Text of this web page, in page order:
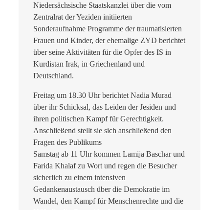
Niedersächsische Staatskanzlei über die vom
Zentralrat der Yeziden initiierten
Sonderaufnahme Programme der traumatisierten
Frauen und Kinder, der ehemalige ZYD berichtet
über seine Aktivitäten für die Opfer des IS in
Kurdistan Irak, in Griechenland und
Deutschland.
Freitag um 18.30 Uhr berichtet Nadia Murad
über ihr Schicksal, das Leiden der Jesiden und
ihren politischen Kampf für Gerechtigkeit.
Anschließend stellt sie sich anschließend den
Fragen des Publikums
Samstag ab 11 Uhr kommen Lamija Baschar und
Farida Khalaf zu Wort und regen die Besucher
sicherlich zu einem intensiven
Gedankenaustausch über die Demokratie im
Wandel, den Kampf für Menschenrechte und die